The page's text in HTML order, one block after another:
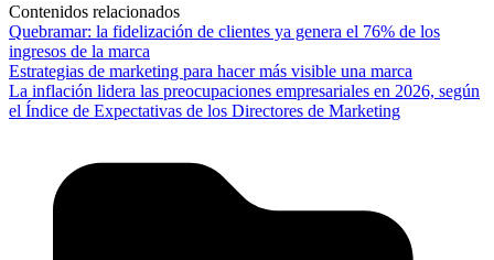
Contenidos relacionados
Quebramar: la fidelización de clientes ya genera el 76% de los
ingresos de la marca
Estrategias de marketing para hacer más visible una marca
La inflación lidera las preocupaciones empresariales en 2026, según
el Índice de Expectativas de los Directores de Marketing